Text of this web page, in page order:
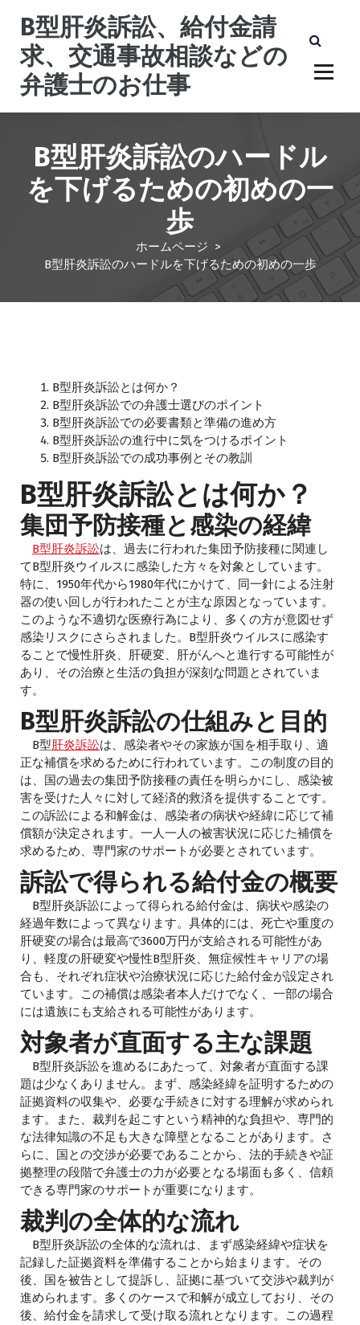
ス
B型肝炎訴訟、給付金請
求、交通事故相談などの
弁護士のお仕事
B型肝炎訴訟のハードル
を下げるための初めの一
歩
ホームページ >
B型肝炎訴訟のハードルを下げるための初めの一歩
B型肝炎訴訟とは何か？
B型肝炎訴訟での弁護士選びのポイント
B型肝炎訴訟での必要書類と準備の進め方
B型肝炎訴訟の進行中に気をつけるポイント
B型肝炎訴訟での成功事例とその教訓
B型肝炎訴訟とは何か？
集団予防接種と感染の経緯
B型肝炎訴訟は、過去に行われた集団予防接種に関連し
てB型肝炎ウイルスに感染した方々を対象としています。
特に、1950年代から1980年代にかけて、同一針による注射
器の使い回しが行われたことが主な原因となっています。
このような不適切な医療行為により、多くの方が意図せず
感染リスクにさらされました。B型肝炎ウイルスに感染す
ることで慢性肝炎、肝硬変、肝がんへと進行する可能性が
あり、その治療と生活の負担が深刻な問題とされていま
す。
B型肝炎訴訟の仕組みと目的
B型肝炎訴訟は、感染者やその家族が国を相手取り、適
正な補償を求めるために行われています。この制度の目的
は、国の過去の集団予防接種の責任を明らかにし、感染被
害を受けた人々に対して経済的救済を提供することです。
この訴訟による和解金は、感染者の病状や経緯に応じて補
償額が決定されます。一人一人の被害状況に応じた補償を
求めるため、専門家のサポートが必要とされています。
訴訟で得られる給付金の概要
B型肝炎訴訟によって得られる給付金は、病状や感染の
経過年数によって異なります。具体的には、死亡や重度の
肝硬変の場合は最高で3600万円が支給される可能性があ
り、軽度の肝硬変や慢性B型肝炎、無症候性キャリアの場
合も、それぞれ症状や治療状況に応じた給付金が設定され
ています。この補償は感染者本人だけでなく、一部の場合
には遺族にも支給される可能性があります。
対象者が直面する主な課題
B型肝炎訴訟を進めるにあたって、対象者が直面する課
題は少なくありません。まず、感染経緯を証明するための
証拠資料の収集や、必要な手続きに対する理解が求められ
ます。また、裁判を起こすという精神的な負担や、専門的
な法律知識の不足も大きな障壁となることがあります。さ
らに、国との交渉が必要であることから、法的手続きや証
拠整理の段階で弁護士の力が必要となる場面も多く、信頼
できる専門家のサポートが重要になります。
裁判の全体的な流れ
B型肝炎訴訟の全体的な流れは、まず感染経緯や症状を
記録した証拠資料を準備することから始まります。その
後、国を被告として提訴し、証拠に基づいて交渉や裁判が
進められます。多くのケースで和解が成立しており、その
後、給付金を請求して受け取る流れとなります。この過程